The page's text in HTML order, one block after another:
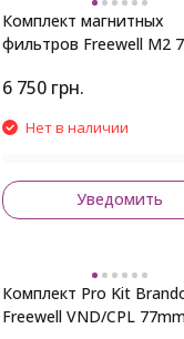
Комплект магнитных
фильтров Freewell M2
CPL, UV)
6 750 грн.
Нет в наличии
Уведомить
Комплект Pro Kit
Freewell VND/CPL